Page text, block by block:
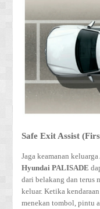
Safe Exit Assist
Jaga keamanan
Hyundai PALISADE
dari belakang dan terus
keluar. Ketika
menekan tombol, pintu